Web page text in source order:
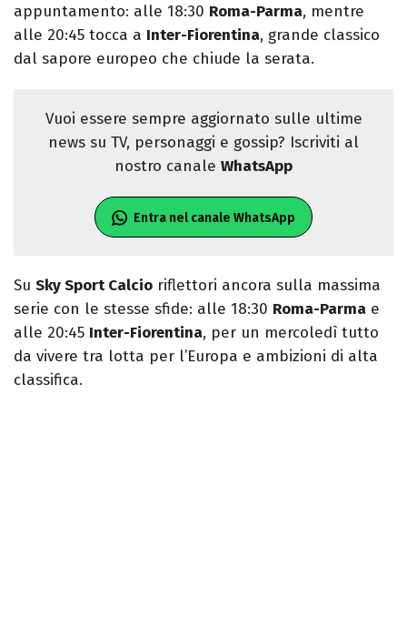
appuntamento: alle 18:30 Roma-Parma, mentre
alle 20:45 tocca a Inter-Fiorentina, grande classico
dal sapore europeo che chiude la serata.
Vuoi essere sempre aggiornato sulle ultime
news su TV, personaggi e gossip? Iscriviti al
nostro canale WhatsApp
Entra nel canale WhatsApp
Su Sky Sport Calcio riflettori ancora sulla massima
serie con le stesse sfide: alle 18:30 Roma-Parma e
alle 20:45 Inter-Fiorentina, per un mercoledì tutto
da vivere tra lotta per l’Europa e ambizioni di alta
classifica.